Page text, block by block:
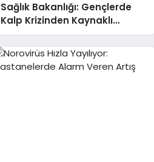
Sağlık Bakanlığı: Gençlerde
Kalp Krizinden Kaynaklı
Ölümlerde Artış Yok